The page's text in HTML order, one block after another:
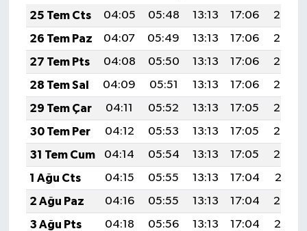
25 Tem Cts
04:05 05:48 13:13 17:06
20:28
26 Tem Paz
04:07 05:49 13:13 17:06
20:27
27 Tem Pts
04:08 05:50 13:13 17:06
20:26
28 Tem Sal
04:09 05:51 13:13 17:06
20:25
29 Tem Çar
04:11 05:52 13:13 17:05
20:24
30 Tem Per
04:12 05:53 13:13 17:05
20:23
31 Tem Cum
04:14 05:54 13:13 17:05
20:22
1 Ağu Cts
04:15 05:55 13:13 17:04
20:21
2 Ağu Paz
04:16 05:55 13:13 17:04
20:20
3 Ağu Pts
04:18 05:56 13:13 17:04
20:19